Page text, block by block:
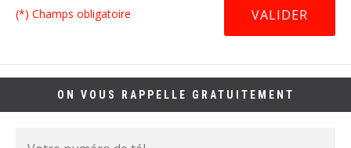
(*) Champs obligatoire
ON VOUS RAPPELLE GRATUITEMENT